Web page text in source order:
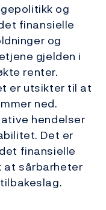
og
finansielle
og
gjelden i
renter.
er utsikter til at
ned.
hendelser
Det er
finansielle
at sårbarheter